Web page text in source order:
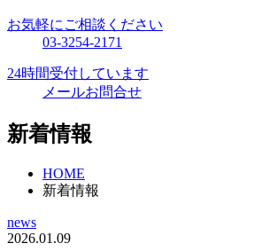
お気軽にご相談ください
03-3254-2171
24時間受付しています
メールお問合せ
新着情報
HOME
新着情報
news
2026.01.09